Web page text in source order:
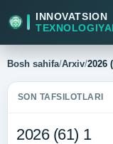
INNOVATSION
Bosh sahifa/Arxiv/2026
SON TAFSILOTLARI
2026 (61) 1